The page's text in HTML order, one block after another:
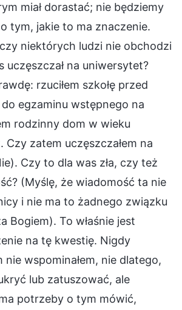
miał dorastać; nie będziemy
tym, jakie to ma znaczenie.
niektórych ludzi nie obchodzi
uczęszczał na uniwersytet?
rzuciłem szkołę przed
egzaminu wstępnego na
rodzinny dom w wieku
Czy zatem uczęszczałem na
Czy to dla was zła, czy też
(Myślę, że wiadomość ta nie
i nie ma to żadnego związku
Bogiem). To właśnie jest
na tę kwestię. Nigdy
wspominałem, nie dlatego,
lub zatuszować, ale
potrzeby o tym mówić,